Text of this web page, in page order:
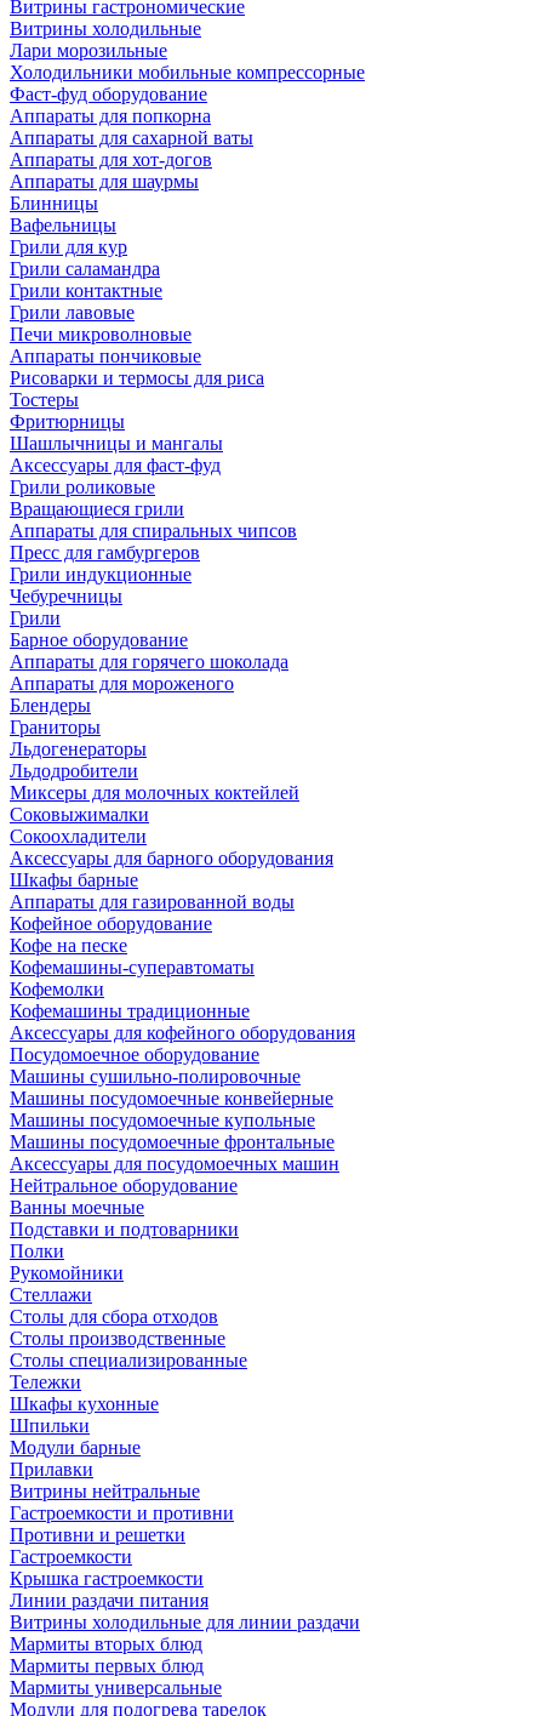
Витрины гастрономические
Витрины холодильные
Лари морозильные
Холодильники мобильные компрессорные
Фаст-фуд оборудование
Аппараты для попкорна
Аппараты для сахарной ваты
Аппараты для хот-догов
Аппараты для шаурмы
Блинницы
Вафельницы
Грили для кур
Грили саламандра
Грили контактные
Грили лавовые
Печи микроволновые
Аппараты пончиковые
Рисоварки и термосы для риса
Тостеры
Фритюрницы
Шашлычницы и мангалы
Аксессуары для фаст-фуд
Грили роликовые
Вращающиеся грили
Аппараты для спиральных чипсов
Пресс для гамбургеров
Грили индукционные
Чебуречницы
Грили
Барное оборудование
Аппараты для горячего шоколада
Аппараты для мороженого
Блендеры
Граниторы
Льдогенераторы
Льдодробители
Миксеры для молочных коктейлей
Соковыжималки
Сокоохладители
Аксессуары для барного оборудования
Шкафы барные
Аппараты для газированной воды
Кофейное оборудование
Кофе на песке
Кофемашины-суперавтоматы
Кофемолки
Кофемашины традиционные
Аксессуары для кофейного оборудования
Посудомоечное оборудование
Машины сушильно-полировочные
Машины посудомоечные конвейерные
Машины посудомоечные купольные
Машины посудомоечные фронтальные
Аксессуары для посудомоечных машин
Нейтральное оборудование
Ванны моечные
Подставки и подтоварники
Полки
Рукомойники
Стеллажи
Столы для сбора отходов
Столы производственные
Столы специализированные
Тележки
Шкафы кухонные
Шпильки
Модули барные
Прилавки
Витрины нейтральные
Гастроемкости и противни
Противни и решетки
Гастроемкости
Крышка гастроемкости
Линии раздачи питания
Витрины холодильные для линии раздачи
Мармиты вторых блюд
Мармиты первых блюд
Мармиты универсальные
Модули для подогрева тарелок